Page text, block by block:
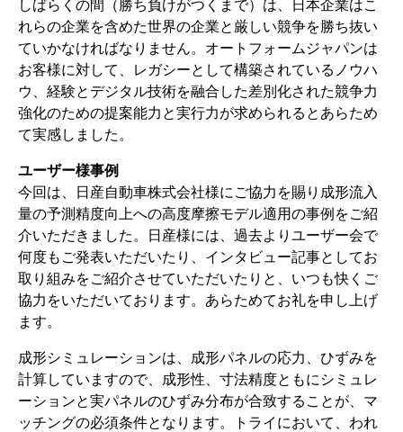
しばらくの間（勝ち負けがつくまで）は、日本企業はこ
れらの企業を含めた世界の企業と厳しい競争を勝ち抜い
ていかなければなりません。オートフォームジャパンは
お客様に対して、レガシーとして構築されているノウハ
ウ、経験とデジタル技術を融合した差別化された競争力
強化のための提案能力と実行力が求められるとあらため
て実感しました。
ユーザー様事例
今回は、日産自動車株式会社様にご協力を賜り成形流入
量の予測精度向上への高度摩擦モデル適用の事例をご紹
介いただきました。日産様には、過去よりユーザー会で
何度もご発表いただいたり、インタビュー記事としてお
取り組みをご紹介させていただいたりと、いつも快くご
協力をいただいております。あらためてお礼を申し上げ
ます。
成形シミュレーションは、成形パネルの応力、ひずみを
計算していますので、成形性、寸法精度ともにシミュレ
ーションと実パネルのひずみ分布が合致することが、マ
ッチングの必須条件となります。トライにおいて、われ